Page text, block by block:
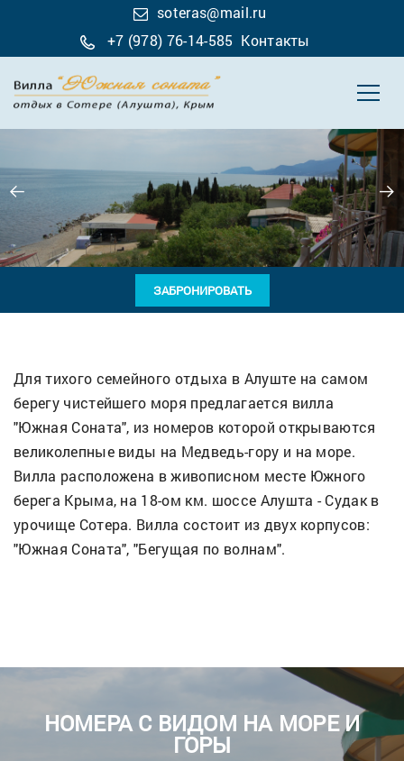
soteras@mail.ru
+7 (978) 76-14-585 Контакты
ЗАБРОНИРОВАТЬ
Для тихого семейного отдыха в Алуште на самом
берегу чистейшего моря предлагается вилла
"Южная Cоната", из номеров которой открываются
великолепные виды на Медведь-гору и на море.
Вилла расположена в живописном месте Южного
берега Крыма, на 18-ом км. шоссе Алушта - Судак в
урочище Сотера. Вилла состоит из двух корпусов:
"Южная Соната", "Бегущая по волнам".
НОМЕРА С ВИДОМ НА МОРЕ И
ГОРЫ